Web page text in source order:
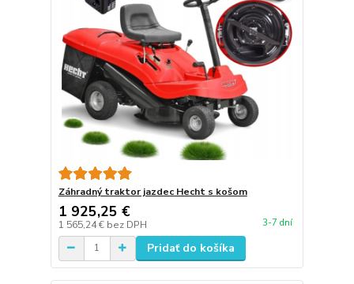
Záhradný traktor jazdec Hecht s košom
1 925,25 €
1 565,24 € bez DPH 3-7 dní
Pridať do košíka